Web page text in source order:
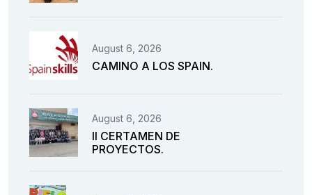
August 6, 2026
CAMINO A LOS SPAIN.
August 6, 2026
II CERTAMEN DE
PROYECTOS.